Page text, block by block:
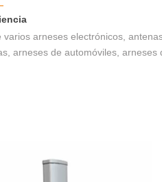
arneses electrónicos,
arneses de automóviles, arneses